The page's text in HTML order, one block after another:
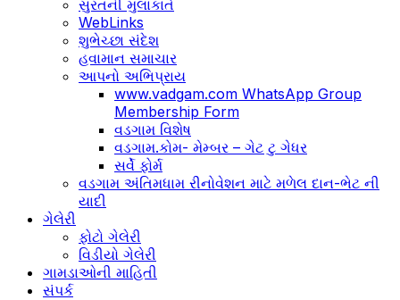
સુરતની મુલાકાતે
WebLinks
શુભેચ્છા સંદેશ
હવામાન સમાચાર
આપનો અભિપ્રાય
www.vadgam.com WhatsApp Group
Membership Form
વડગામ વિશેષ
વડગામ.કોમ- મેમ્બર – ગેટ ટુ ગેધર
સર્વે ફોર્મ
વડગામ અંતિમધામ રીનોવેશન માટે મળેલ દાન-ભેટ ની
યાદી
ગેલેરી
ફોટો ગેલેરી
વિડીયો ગેલેરી
ગામડાઓની માહિતી
સંપર્ક